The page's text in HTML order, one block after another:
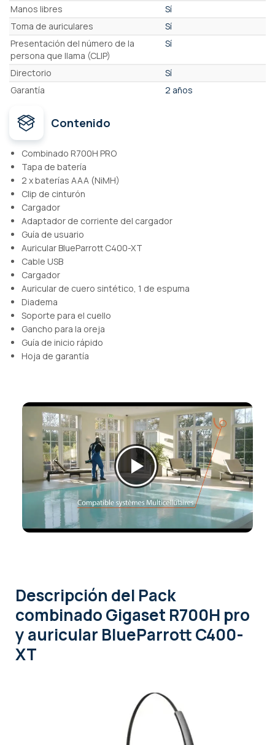
Manos libres
Sí
Toma de auriculares
Sí
Presentación del número de la
persona que llama (CLIP)
Sí
Directorio
Sí
Garantía
2 años
Contenido
Combinado R700H PRO
Tapa de batería
2 x baterías AAA (NiMH)
Clip de cinturón
Cargador
Adaptador de corriente del cargador
Guía de usuario
Auricular BlueParrott C400-XT
Cable USB
Cargador
Auricular de cuero sintético, 1 de espuma
Diadema
Soporte para el cuello
Gancho para la oreja
Guía de inicio rápido
Hoja de garantía
Descripción del Pack
combinado Gigaset R700H pro
y auricular BlueParrott C400-
XT